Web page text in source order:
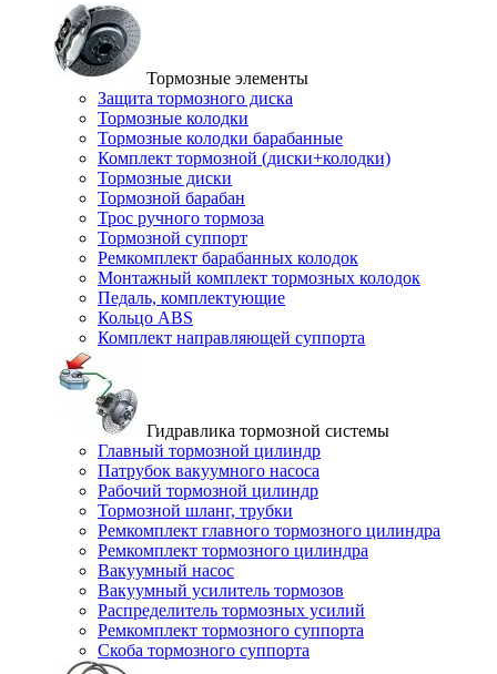
Тормозные элементы
Защита тормозного диска
Тормозные колодки
Тормозные колодки барабанные
Комплект тормозной (диски+колодки)
Тормозные диски
Тормозной барабан
Трос ручного тормоза
Тормозной суппорт
Ремкомплект барабанных колодок
Монтажный комплект тормозных колодок
Педаль, комплектующие
Кольцо ABS
Комплект направляющей суппорта
Гидравлика тормозной системы
Главный тормозной цилиндр
Патрубок вакуумного насоса
Рабочий тормозной цилиндр
Тормозной шланг, трубки
Ремкомплект главного тормозного цилиндра
Ремкомплект тормозного цилиндра
Вакуумный насос
Вакуумный усилитель тормозов
Распределитель тормозных усилий
Ремкомплект тормозного суппорта
Скоба тормозного суппорта